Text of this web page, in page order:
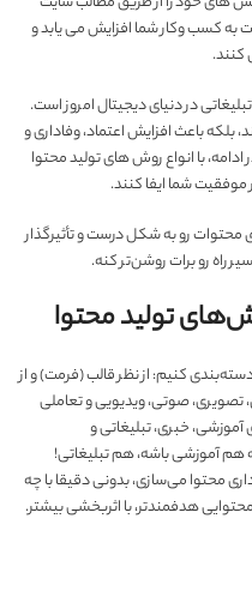
به کسب وکار شما افزایش می یابد و
کنند.
در دنیای دیجیتال امروز است.
باعث افزایش اعتماد، وفاداری و
با انواع روش های تولید محتوا
شما ایفا کنند.
محتوات رو به شکل درست و تأثیرگذار
راه رو برات روشن‌تر کنه.
تولید محتوا
کنیم: از نظر قالب (فرمت) و از
صوتی، ویدیویی و تعاملی
خبری، تبلیغاتی و
هم آموزشی باشه، هم تبلیغاتی!
محتوا می‌سازی، بدونی دقیقا با چه
هدفمندتر، با اثربخشی بیشتر.